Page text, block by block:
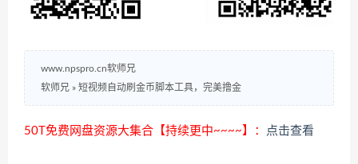
www.npspro.cn软师兄
软师兄 » 短视频自动刷金币脚本工具，完美撸金
50T免费网盘资源大集合【持续更中~~~~】： 点击查看